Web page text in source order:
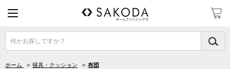
何かお探しですか？
ホーム > 寝具・クッション > 布団